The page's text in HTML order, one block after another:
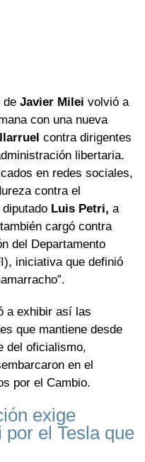
de Javier Milei volvió a
con una nueva
contra dirigentes
libertaria.
en redes sociales,
contra el
Luis Petri, a
cargó contra
del Departamento
iniciativa que definió
a exhibir así las
que mantiene desde
del oficialismo,
en el
por el Cambio.
exige
el Tesla que